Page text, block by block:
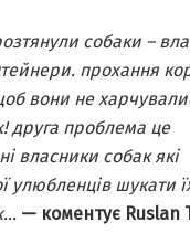
собаки –
прохання
вони не
друга проблема це
власники собак які
улюбленців шукати
— коментує Ruslan